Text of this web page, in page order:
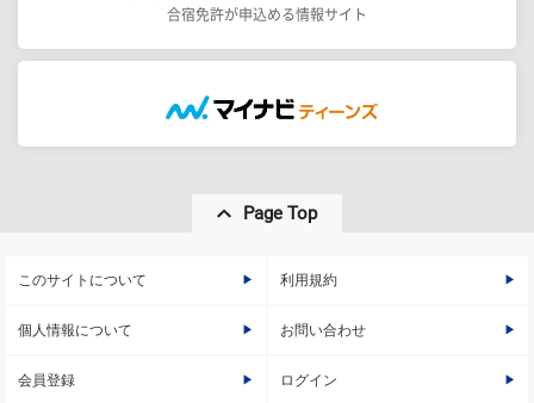
合宿免許が申込める情報サイト
Page Top
このサイトについて 利用規約
個人情報について お問い合わせ
会員登録 ログイン